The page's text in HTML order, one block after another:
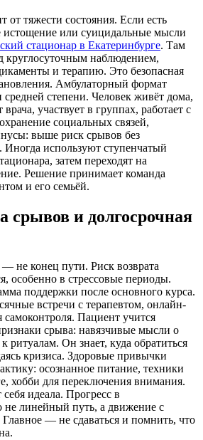
от тяжести состояния. Если есть
истощение или суицидальные мысли
стационар в Екатеринбурге. Там
круглосуточным наблюдением,
и терапию. Это безопасная
Амбулаторный формат
степени. Человек живёт дома,
участвует в группах, работает с
социальных связей,
выше риск срывов без
Иногда используют ступенчатый
затем переходят на
Решение принимает команда
и его семьёй.
срывов и долгосрочная
не конец пути. Риск возврата
особенно в стрессовые периоды.
поддержки после основного курса.
встречи с терапевтом, онлайн-
Пациент учится
срыва: навязчивые мысли о
ритуалам. Он знает, куда обратиться
кризиса. Здоровые привычки
осознанное питание, техники
хобби для переключения внимания.
идеала. Прогресс в
не линейный путь, а движение с
— не сдаваться и помнить, что